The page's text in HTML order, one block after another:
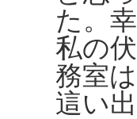
た。
私の
務室
這い